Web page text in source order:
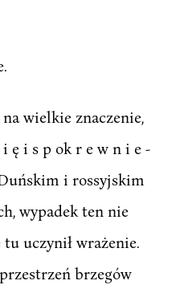
wielkie znaczenie,
ę i s p ok r e w n i e -
i rossyjskim
wypadek ten nie
uczynił wrażenie.
brzegów